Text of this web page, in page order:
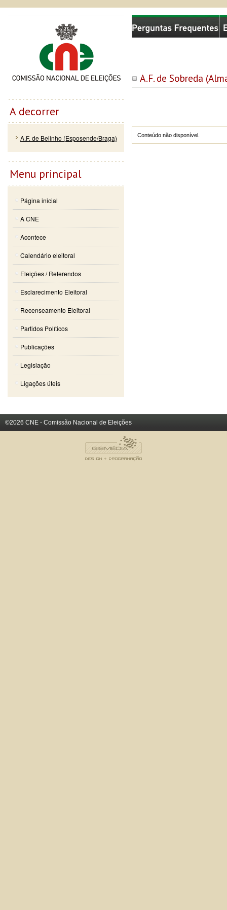
A.F. de Sobreda
Conteúdo não disponível.
Comissão Nacional de Eleições
A decorrer
A.F. de Belinho (Esposende/Braga)
Menu principal
Página inicial
A CNE
Acontece
Calendário eleitoral
Eleições / Referendos
Esclarecimento Eleitoral
Recenseamento Eleitoral
Partidos Políticos
Publicações
Legislação
Ligações úteis
©2026 CNE - Comissão Nacional de Eleições